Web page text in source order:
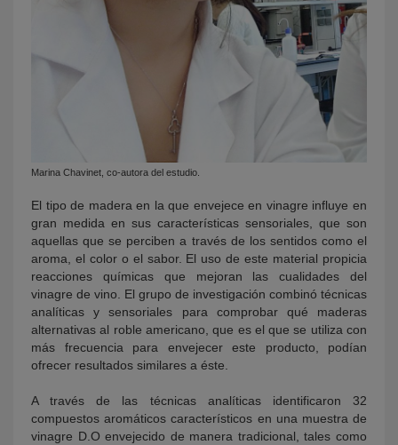
Marina Chavinet, co-autora del estudio.
El tipo de madera en la que envejece en vinagre influye en
gran medida en sus características sensoriales, que son
aquellas que se perciben a través de los sentidos como el
aroma, el color o el sabor. El uso de este material propicia
reacciones químicas que mejoran las cualidades del
vinagre de vino. El grupo de investigación combinó técnicas
analíticas y sensoriales para comprobar qué maderas
alternativas al roble americano, que es el que se utiliza con
más frecuencia para envejecer este producto, podían
ofrecer resultados similares a éste.
A través de las técnicas analíticas identificaron 32
compuestos aromáticos característicos en una muestra de
vinagre D.O envejecido de manera tradicional, tales como